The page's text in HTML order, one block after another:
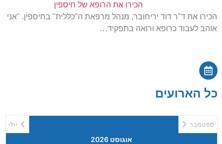
הכירו את הרופא של חיספין
הכירו את ד"ר דוד יריחובר, מנהל מרפאת ה"כללית" בחיספין. "אני
אוהב לעבוד כרופא ורואה בתפקיד…
כל הארועים
יולי
אוגוסט 2026
ספטמבר